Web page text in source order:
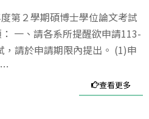
第２學期碩博士學位論文考試
一、請各系所提醒欲申請113-
請於申請期限內提出。 (1)申
查看更多